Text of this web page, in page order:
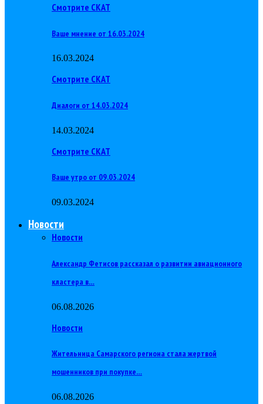
Смотрите СКАТ
Ваше мнение от 16.03.2024
16.03.2024
Смотрите СКАТ
Диалоги от 14.03.2024
14.03.2024
Смотрите СКАТ
Ваше утро от 09.03.2024
09.03.2024
Новости
Новости
Александр Фетисов рассказал о развитии авиационного
кластера в…
06.08.2026
Новости
Жительница Самарского региона стала жертвой
мошенников при покупке…
06.08.2026